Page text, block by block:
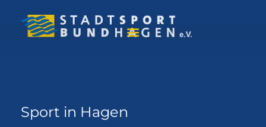
Sport in Hagen